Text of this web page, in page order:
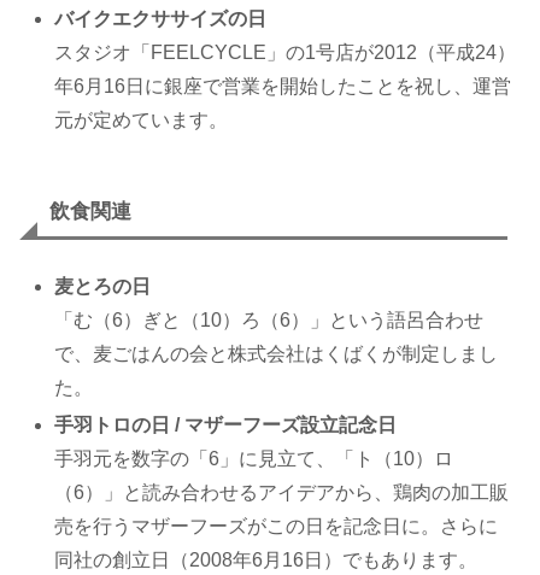
バイクエクササイズの日
スタジオ「FEELCYCLE」の1号店が2012（平成24）
年6月16日に銀座で営業を開始したことを祝し、運営
元が定めています。
飲食関連
麦とろの日
「む（6）ぎと（10）ろ（6）」という語呂合わせ
で、麦ごはんの会と株式会社はくばくが制定しまし
た。
手羽トロの日 / マザーフーズ設立記念日
手羽元を数字の「6」に見立て、「ト（10）ロ
（6）」と読み合わせるアイデアから、鶏肉の加工販
売を行うマザーフーズがこの日を記念日に。さらに
同社の創立日（2008年6月16日）でもあります。